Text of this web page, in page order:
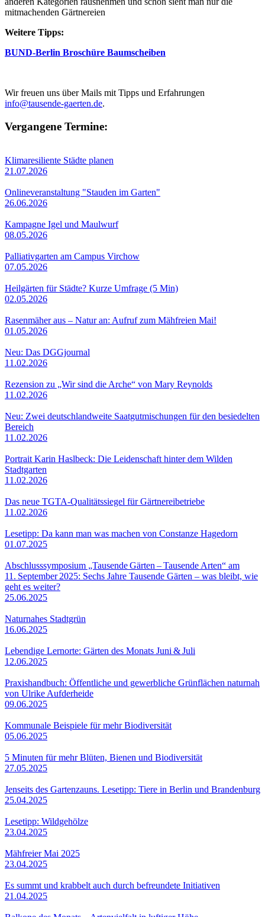
mitmachenden Gärtnereien
Weitere Tipps:
BUND-Berlin Broschüre Baumscheiben
Wir freuen uns über Mails mit Tipps und Erfahrungen
info@tausende-gaerten.de.
Vergangene Termine:
Klimaresiliente Städte planen
21.07.2026
Onlineveranstaltung "Stauden im Garten"
26.06.2026
Kampagne Igel und Maulwurf
08.05.2026
Palliativgarten am Campus Virchow
07.05.2026
Heilgärten für Städte? Kurze Umfrage (5 Min)
02.05.2026
Rasenmäher aus – Natur an: Aufruf zum Mähfreien Mai!
01.05.2026
Neu: Das DGGjournal
11.02.2026
Rezension zu „Wir sind die Arche“ von Mary Reynolds
11.02.2026
Neu: Zwei deutschlandweite Saatgutmischungen für den besiedelten
Bereich
11.02.2026
Portrait Karin Haslbeck: Die Leidenschaft hinter dem Wilden
Stadtgarten
11.02.2026
Das neue TGTA-Qualitätssiegel für Gärtnereibetriebe
11.02.2026
Lesetipp: Da kann man was machen von Constanze Hagedorn
01.07.2025
Abschlusssymposium „Tausende Gärten – Tausende Arten“ am
11. September 2025: Sechs Jahre Tausende Gärten – was bleibt, wie
geht es weiter?
25.06.2025
Naturnahes Stadtgrün
16.06.2025
Lebendige Lernorte: Gärten des Monats Juni & Juli
12.06.2025
Praxishandbuch: Öffentliche und gewerbliche Grünflächen naturnah
von Ulrike Aufderheide
09.06.2025
Kommunale Beispiele für mehr Biodiversität
05.06.2025
5 Minuten für mehr Blüten, Bienen und Biodiversität
27.05.2025
Jenseits des Gartenzauns. Lesetipp: Tiere in Berlin und Brandenburg
25.04.2025
Lesetipp: Wildgehölze
23.04.2025
Mähfreier Mai 2025
23.04.2025
Es summt und krabbelt auch durch befreundete Initiativen
21.04.2025